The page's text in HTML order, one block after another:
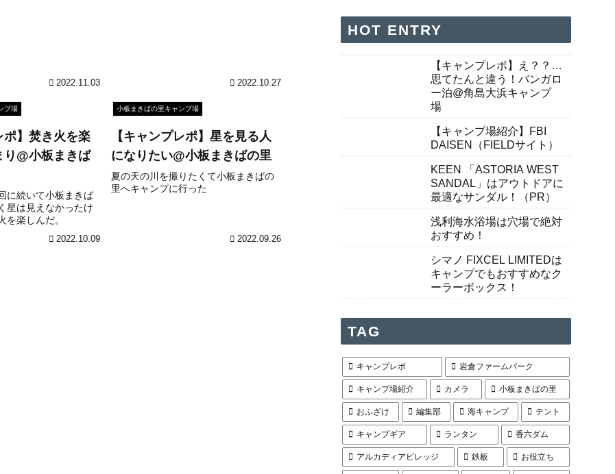
2022.11.03 2022.10.27
プ場
ポ】焚き火を楽
り@小板まきば
に続いて小板まきば
星は見えなかったけ
を楽しんだ。
2022.10.09
小板まきばの里キャンプ場
【キャンプレポ】星を見る人
になりたい@小板まきばの里
夏の天の川を撮りたくて小板まきばの
里へキャンプに行った
2022.09.26
HOT ENTRY
【キャンプレポ】え？？…
思てたんと違う！バンガロ
ー泊@角島大浜キャンプ
場
【キャンプ場紹介】FBI
DAISEN（FIELDサイト）
KEEN 「ASTORIA WEST
SANDAL」はアウトドアに
最適なサンダル！（PR）
浅利海水浴場は穴場で絶対
おすすめ！
シマノ FIXCEL LIMITEDは
キャンプでもおすすめなク
ーラーボックス！
TAG
キャンプレポ 岩倉ファームパーク
キャンプ場紹介 カメラ 小板まきばの里
おふざけ 編集部 海キャンプ テント
キャンプギア ランタン 香六ダム
アルカディアビレッジ 鉄板 お役立ち